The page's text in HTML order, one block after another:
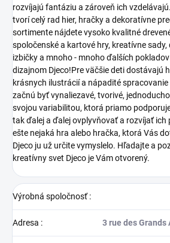
rozvíjajú fantáziu a zároveň ich
tvorí celý rad hier, hračky a dekoratívne
sortimente nájdete vysoko kvalitné
spoločenské a kartové hry, kreatívne
izbičky a mnoho - mnoho ďalších
dizajnom Djeco!Pre väčšie deti dostávajú
krásnych ilustrácií a nápadité
začnú byť vynaliezavé, tvorivé,
svojou variabilitou, ktorá priamo
tak ďalej a ďalej ovplyvňovať a rozvíjať ich
ešte nejaká hra alebo hračka, ktorá Vás
Djeco ju už určite vymyslelo. Hľadajte a
kreatívny svet Djeco je Vám otvorený.
Výrobná spoločnosť:
Adresa : 3 rue des